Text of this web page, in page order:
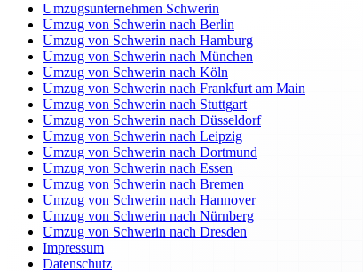
Umzugsunternehmen Schwerin
Umzug von Schwerin nach Berlin
Umzug von Schwerin nach Hamburg
Umzug von Schwerin nach München
Umzug von Schwerin nach Köln
Umzug von Schwerin nach Frankfurt am Main
Umzug von Schwerin nach Stuttgart
Umzug von Schwerin nach Düsseldorf
Umzug von Schwerin nach Leipzig
Umzug von Schwerin nach Dortmund
Umzug von Schwerin nach Essen
Umzug von Schwerin nach Bremen
Umzug von Schwerin nach Hannover
Umzug von Schwerin nach Nürnberg
Umzug von Schwerin nach Dresden
Impressum
Datenschutz